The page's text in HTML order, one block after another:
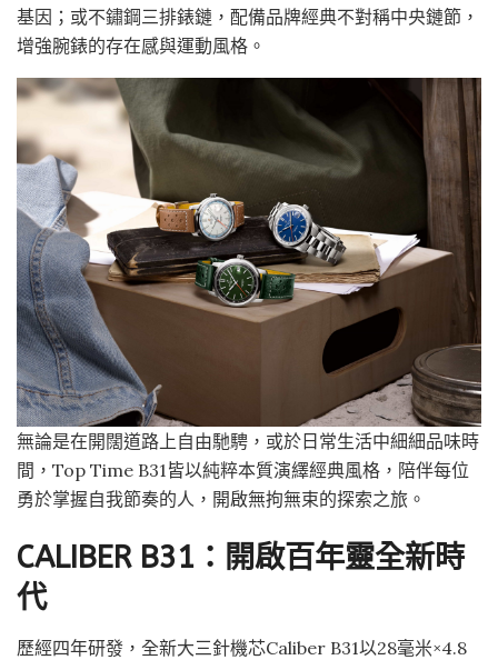
基因；或不鏽鋼三排錶鏈，配備品牌經典不對稱中央鏈節，
增強腕錶的存在感與運動風格。
無論是在開闊道路上自由馳騁，或於日常生活中細細品味時
間，Top Time B31皆以純粹本質演繹經典風格，陪伴每位
勇於掌握自我節奏的人，開啟無拘無束的探索之旅。
CALIBER B31：開啟百年靈全新時
代
歷經四年研發，全新大三針機芯Caliber B31以28毫米×4.8